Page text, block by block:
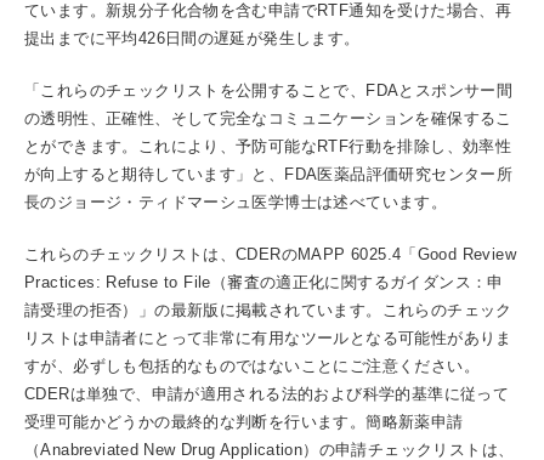
ています。新規分子化合物を含む申請でRTF通知を受けた場合、再
提出までに平均426日間の遅延が発生します。
「これらのチェックリストを公開することで、FDAとスポンサー間
の透明性、正確性、そして完全なコミュニケーションを確保するこ
とができます。これにより、予防可能なRTF行動を排除し、効率性
が向上すると期待しています」と、FDA医薬品評価研究センター所
長のジョージ・ティドマーシュ医学博士は述べています。
これらのチェックリストは、CDERのMAPP 6025.4「Good Review
Practices: Refuse to File（審査の適正化に関するガイダンス：申
請受理の拒否）」の最新版に掲載されています。これらのチェック
リストは申請者にとって非常に有用なツールとなる可能性がありま
すが、必ずしも包括的なものではないことにご注意ください。
CDERは単独で、申請が適用される法的および科学的基準に従って
受理可能かどうかの最終的な判断を行います。簡略新薬申請
（Anabreviated New Drug Application）の申請チェックリストは、